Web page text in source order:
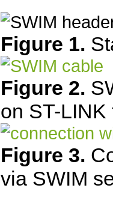
Figure 1.
Figure 2.
on ST-
Figure 3.
via SWIM